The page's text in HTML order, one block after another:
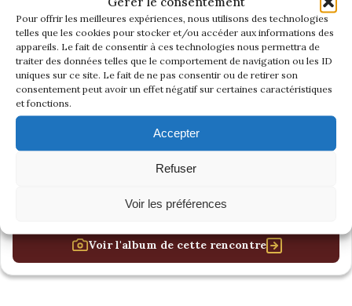
Pour offrir les meilleures expériences, nous utilisons des technologies
telles que les cookies pour stocker et/ou accéder aux informations des
appareils. Le fait de consentir à ces technologies nous permettra de
traiter des données telles que le comportement de navigation ou les ID
uniques sur ce site. Le fait de ne pas consentir ou de retirer son
consentement peut avoir un effet négatif sur certaines caractéristiques
et fonctions.
Accepter
Refuser
Voir les préférences
Voir l'album de cette rencontre